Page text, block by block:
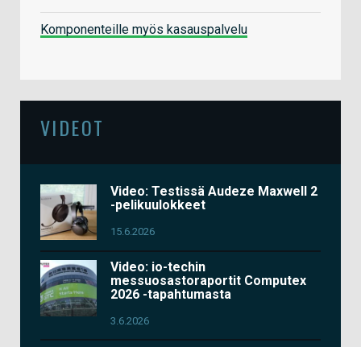
Komponenteille myös kasauspalvelu
VIDEOT
Video: Testissä Audeze Maxwell 2
-pelikuulokkeet
15.6.2026
Video: io-techin
messuosastoraportit Computex
2026 -tapahtumasta
3.6.2026